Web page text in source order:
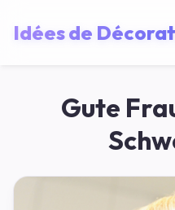
Idées de
Gute